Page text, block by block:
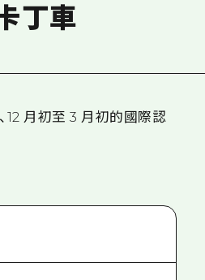
丁車
12 月初至 3 月初的國際認